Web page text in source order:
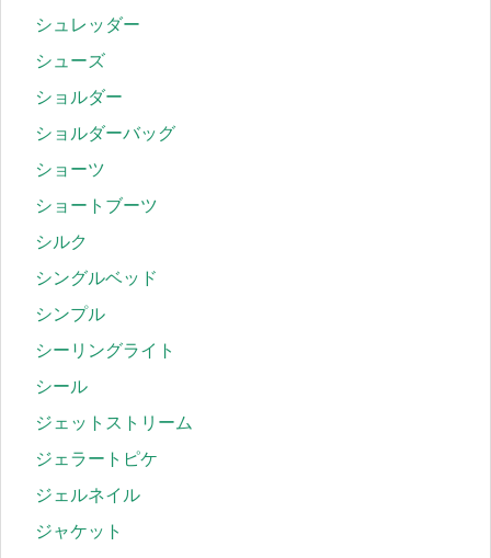
シュレッダー
シューズ
ショルダー
ショルダーバッグ
ショーツ
ショートブーツ
シルク
シングルベッド
シンプル
シーリングライト
シール
ジェットストリーム
ジェラートピケ
ジェルネイル
ジャケット